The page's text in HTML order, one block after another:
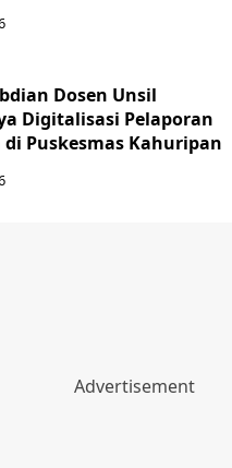
Dosen Unsil
Digitalisasi Pelaporan
di Puskesmas Kahuripan